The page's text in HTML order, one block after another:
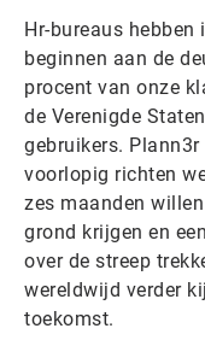
Hr-bureaus hebben
beginnen aan de
procent van onze
de Verenigde
gebruikers.
voorlopig richten
zes maanden
grond krijgen en
over de streep
wereldwijd verder
toekomst.